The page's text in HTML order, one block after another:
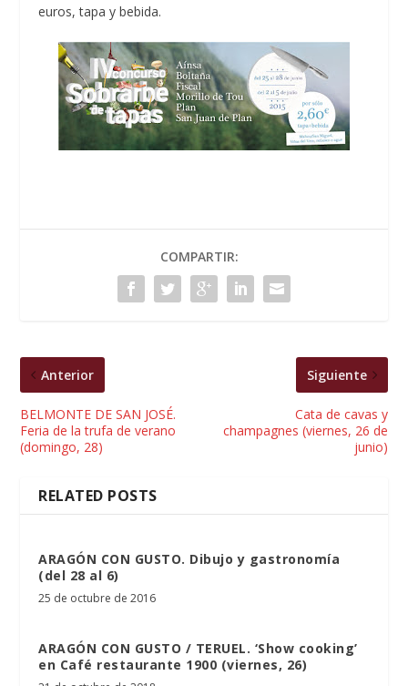
euros, tapa y bebida.
COMPARTIR:
Anterior
BELMONTE DE SAN JOSÉ.
Feria de la trufa de verano
(domingo, 28)
Siguiente
Cata de cavas y
champagnes (viernes, 26 de
junio)
RELATED POSTS
ARAGÓN CON GUSTO. Dibujo y gastronomía
(del 28 al 6)
25 de octubre de 2016
ARAGÓN CON GUSTO / TERUEL. ‘Show cooking’
en Café restaurante 1900 (viernes, 26)